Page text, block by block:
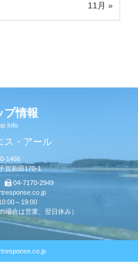
11月 »
プ情報
Info
ス・アール
1466
賀新田170-1
04-7170-2949
～19:00
場合は営業、翌日休み）